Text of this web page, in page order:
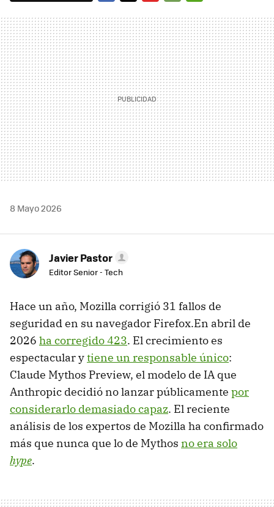
MAIL
8 Mayo 2026
Javier Pastor
Editor Senior - Tech
Hace un año, Mozilla corrigió 31 fallos de
seguridad en su navegador Firefox.En abril de
2026 ha corregido 423. El crecimiento es
espectacular ytiene un responsable único:
Claude Mythos Preview, el modelo de IA que
Anthropic decidió no lanzar públicamente por
considerarlo demasiado capaz. El reciente
análisis de los expertos de Mozilla ha confirmado
más que nunca que lo de Mythos no era solo
hype.